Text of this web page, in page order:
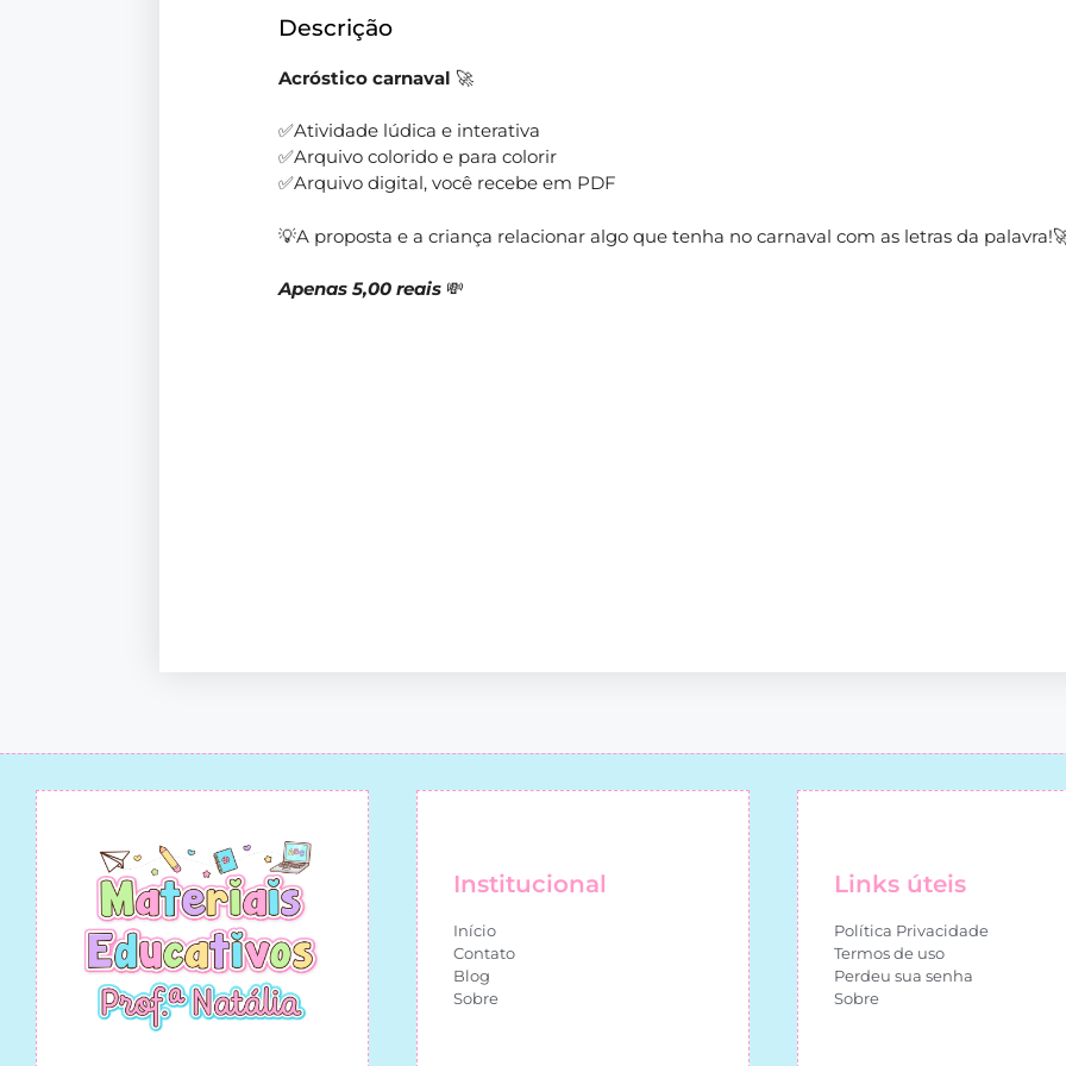
Descrição
Acróstico carnaval 🚀
✅Atividade lúdica e interativa
✅Arquivo colorido e para colorir
✅Arquivo digital, você recebe em PDF
💡A proposta e a criança relacionar algo que tenha no carnaval com as letras da
Apenas 5,00 reais 💸
Institucional
Início
Contato
Blog
Sobre
Links úteis
Política Privacidade
Termos de uso
Perdeu sua senha
Sobre